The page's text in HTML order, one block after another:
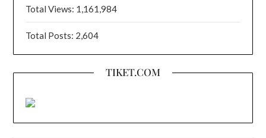
Total Views: 1,161,984
Total Posts: 2,604
TIKET.COM